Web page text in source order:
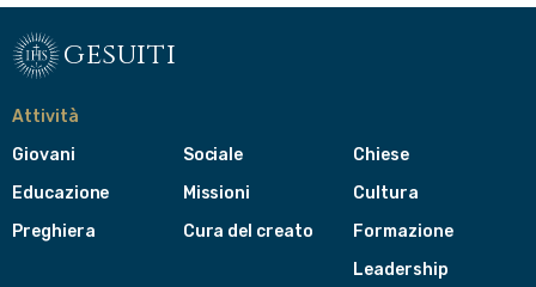
gesuiti
Attività
Giovani
Educazione
Preghiera
Sociale
Missioni
Cura del creato
Chiese
Cultura
Formazione
Leadership